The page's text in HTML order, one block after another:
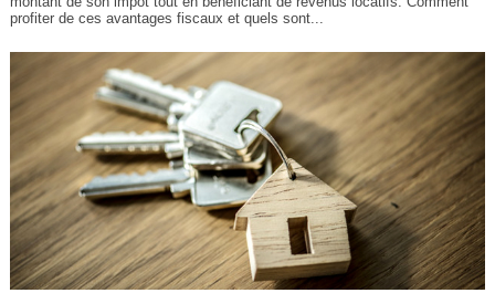
profiter de ces avantages fiscaux et quels sont...